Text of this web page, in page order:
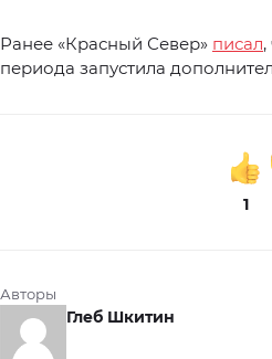
Ранее «Красный Север» писал
периода запустила
1
Авторы
Глеб Шкитин